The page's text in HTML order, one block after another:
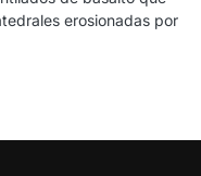
erosionadas por